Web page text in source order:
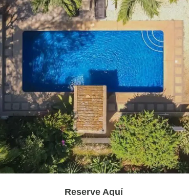
Reserve Aquí